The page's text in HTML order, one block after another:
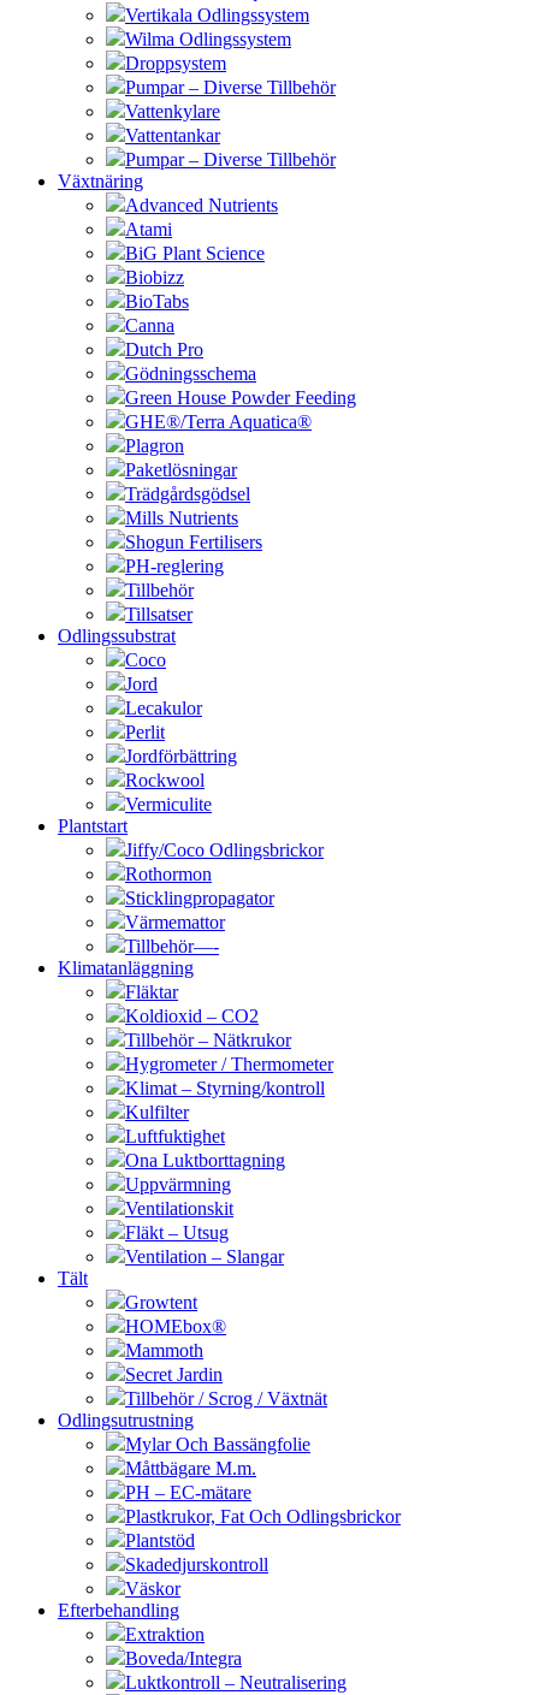
Vertikala Odlingssystem
Wilma Odlingssystem
Droppsystem
Pumpar – Diverse Tillbehör
Vattenkylare
Vattentankar
Pumpar – Diverse Tillbehör
Växtnäring
Advanced Nutrients
Atami
BiG Plant Science
Biobizz
BioTabs
Canna
Dutch Pro
Gödningsschema
Green House Powder Feeding
GHE®/Terra Aquatica®
Plagron
Paketlösningar
Trädgårdsgödsel
Mills Nutrients
Shogun Fertilisers
PH-reglering
Tillbehör
Tillsatser
Odlingssubstrat
Coco
Jord
Lecakulor
Perlit
Jordförbättring
Rockwool
Vermiculite
Plantstart
Jiffy/Coco Odlingsbrickor
Rothormon
Sticklingpropagator
Värmemattor
Tillbehör—-
Klimatanläggning
Fläktar
Koldioxid – CO2
Tillbehör – Nätkrukor
Hygrometer / Thermometer
Klimat – Styrning/kontroll
Kulfilter
Luftfuktighet
Ona Luktborttagning
Uppvärmning
Ventilationskit
Fläkt – Utsug
Ventilation – Slangar
Tält
Growtent
HOMEbox®
Mammoth
Secret Jardin
Tillbehör / Scrog / Växtnät
Odlingsutrustning
Mylar Och Bassängfolie
Måttbägare M.m.
PH – EC-mätare
Plastkrukor, Fat Och Odlingsbrickor
Plantstöd
Skadedjurskontroll
Väskor
Efterbehandling
Extraktion
Boveda/Integra
Luktkontroll – Neutralisering